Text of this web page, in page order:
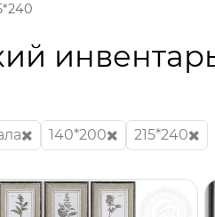
140*200 215*240